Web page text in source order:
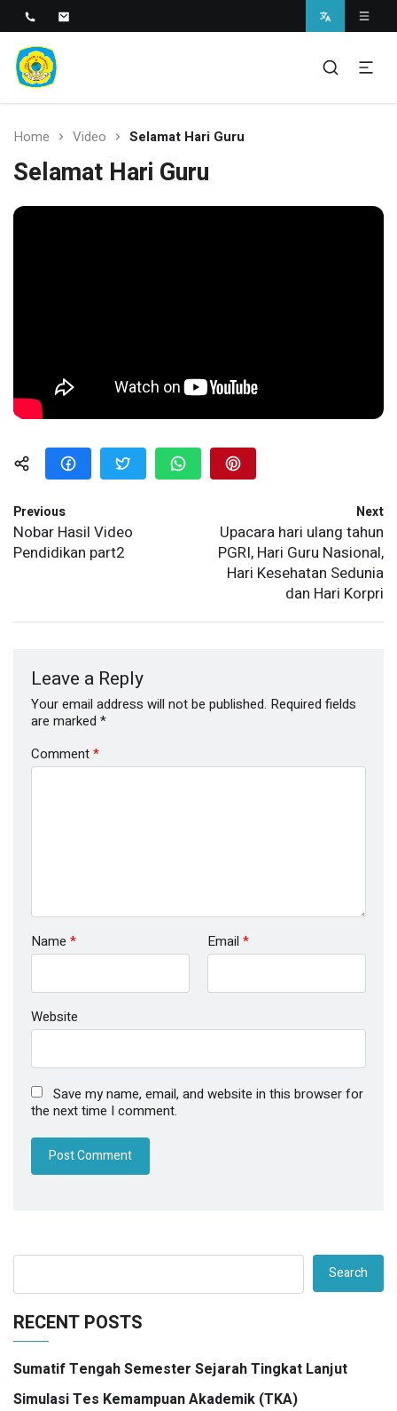
SMAN 1 Bantaran
SMAN 1 BANTARAN
Home Video Selamat Hari Guru
Selamat Hari Guru
Previous
Nobar Hasil Video
Pendidikan part2
Next
Upacara hari ulang tahun
PGRI, Hari Guru Nasional,
Hari Kesehatan Sedunia
dan Hari Korpri
Leave a Reply
Your email address will not be published. Required fields
are marked *
Comment*
Name * Email *
Website
Save my name, email, and website in this browser for
the next time I comment.
Search
RECENT POSTS
Sumatif Tengah Semester Sejarah Tingkat Lanjut
Simulasi Tes Kemampuan Akademik (TKA)